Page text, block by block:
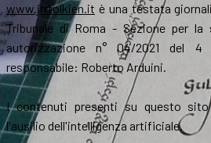
www.jrrtolkien.it è una testata
Tribunale di Roma - Sezione per la
autorizzazione n° 04/2021 del 4
responsabile: Roberto Arduini.
I contenuti presenti su questo
l'ausilio dell'intelligenza artificiale.